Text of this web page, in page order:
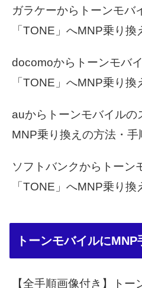
ガラケーからトーンモバ
「TONE」へMNP乗り
docomoからトーンモバ
「TONE」へMNP乗り
auからトーンモバイルの
MNP乗り換えの方法・手
ソフトバンクからトーン
「TONE」へMNP乗り
トーンモバイルにMNP
【全手順画像付き】ト